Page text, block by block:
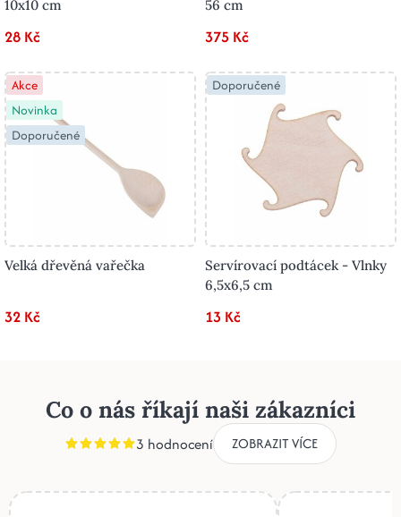
10x10 cm
28 Kč
56 cm
375 Kč
Akce
Novinka
Doporučené
Velká dřevěná vařečka
32 Kč
Doporučené
Servírovací podtácek - Vlnky
6,5x6,5 cm
13 Kč
Co o nás říkají naši zákazníci
3 hodnocení ZOBRAZIT VÍCE